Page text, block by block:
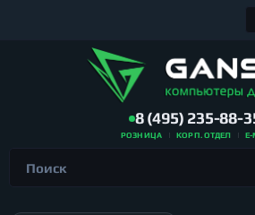
8 (495) 235-88-
РОЗНИЦА КОРП. ОТДЕЛ E-